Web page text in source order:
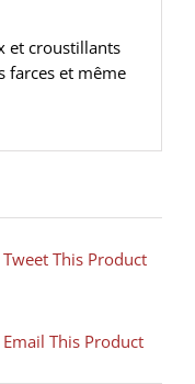
et croustillants
farces et même
Tweet This Product
Email This Product